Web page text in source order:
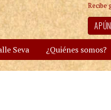
Recibe
Seva ¿Quiénes somos?